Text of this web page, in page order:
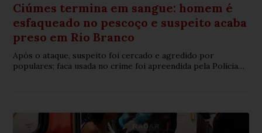
Ciúmes termina em sangue: homem é
esfaqueado no pescoço e suspeito acaba
preso em Rio Branco
Após o ataque, suspeito foi cercado e agredido por
populares; faca usada no crime foi apreendida pela Polícia